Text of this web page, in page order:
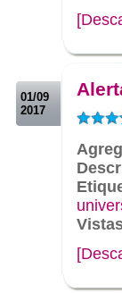
01/09
2017